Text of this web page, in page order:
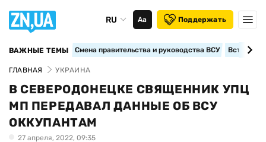
RU Аа Поддержать
ВАЖНЫЕ ТЕМЫ Смена правительства и руководства ВСУ
ГЛАВНАЯ УКРАИНА
В СЕВЕРОДОНЕЦКЕ СВЯЩЕННИК УПЦ
МП ПЕРЕДАВАЛ ДАННЫЕ ОБ ВСУ
ОККУПАНТАМ
27 апреля, 2022, 09:35